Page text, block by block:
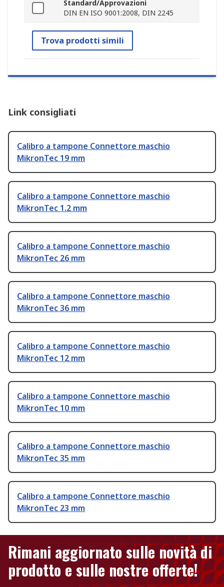
Standard/Approvazioni
DIN EN ISO 9001:2008, DIN 2245
Trova prodotti simili
Link consigliati
Calibro a tampone Connettore maschio
MikronTec 19 mm
Calibro a tampone Connettore maschio
MikronTec 1.2 mm
Calibro a tampone Connettore maschio
MikronTec 26 mm
Calibro a tampone Connettore maschio
MikronTec 36 mm
Calibro a tampone Connettore maschio
MikronTec 12 mm
Calibro a tampone Connettore maschio
MikronTec 10 mm
Calibro a tampone Connettore maschio
MikronTec 35 mm
Calibro a tampone Connettore maschio
MikronTec 23 mm
Rimani aggiornato sulle novità di
prodotto e sulle nostre offerte!